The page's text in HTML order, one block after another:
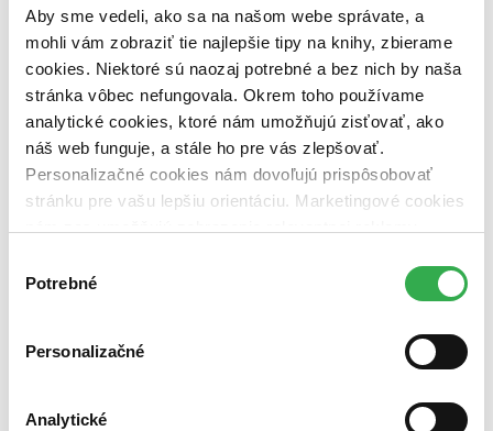
Aby sme vedeli, ako sa na našom webe správate, a
mohli vám zobraziť tie najlepšie tipy na knihy, zbierame
cookies. Niektoré sú naozaj potrebné a bez nich by naša
stránka vôbec nefungovala. Okrem toho používame
analytické cookies, ktoré nám umožňujú zisťovať, ako
náš web funguje, a stále ho pre vás zlepšovať.
Personalizačné cookies nám dovoľujú prispôsobovať
stránku pre vašu lepšiu orientáciu. Marketingové cookies
nám pomohlo, keby sme mohli používať všetky tieto
súhlasu
Potrebné
Personalizačné
Analytické
pripravujeme (0 titulov)pripravujeme
dostupná (bez vypredaných) (0 titulov)
dostupná (bez
vypredaných)
Nové / čítané
nová (0 titulov)nová
čítaná (0 titulov)
čítaná
čítaná - výborný stav (0 titulov)čítaná - výborný stav
čítaná - mierne opotrebovaná (0 titulov)čítaná - mierne
opotrebovaná
Zúžiť výber